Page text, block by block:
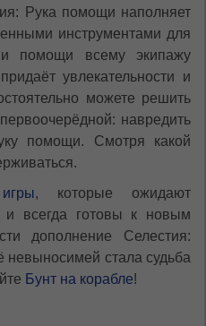
Рука помощи наполняет
инструментами для
и помощи всему экипажу
придаёт увлекательности и
можете решить
навредить
помощи. Смотря какой
, которые ожидают
и всегда готовы к новым
дополнение Селестия:
стала судьба
Бунт на корабле!